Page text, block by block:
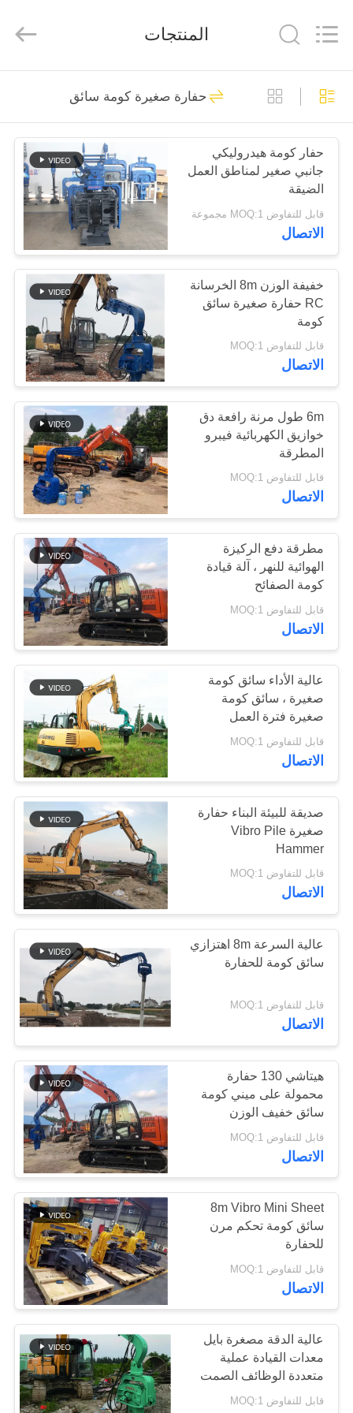
مسكن
منتجات
عرض
الواقع
الافتراضي
معلومات
جولة
في
المعمل
مراقبة
الجودة
اتصل
أخبار
حالات
اطلب
اقتباس
خريطة
الموقع
PRIVACY
POLICY
Machinery
Co.,
الهيدروليكية كومة
سائق
113
حفارة المحملة كومة
سائق
86
مطرقة هزة كهربائية
14
سائق كومة قبضة
جانبية
43
أربعة سائقين متحركين
25
360 درجة محرك
كومة
15
حفارة صغيرة كومة
سائق
38
معدات القيادة كومة
ملموسة
30
المنتجات
حفارة صغيرة كومة سائق
حفار كومة هيدروليكي
جانبي صغير لمناطق العمل
الضيقة
قابل للتفاوض MOQ:1 مجموعة
الاتصال
خفيفة الوزن 8m الخرسانة
RC حفارة صغيرة سائق
كومة
قابل للتفاوض MOQ:1
الاتصال
6m طول مرنة رافعة دق
خوازيق الكهربائية فيبرو
المطرقة
قابل للتفاوض MOQ:1
الاتصال
مطرقة دفع الركيزة
الهوائية للنهر ، آلة قيادة
كومة الصفائح
قابل للتفاوض MOQ:1
الاتصال
عالية الأداء سائق كومة
صغيرة ، سائق كومة
صغيرة فترة العمل
القصيرة
قابل للتفاوض MOQ:1
الاتصال
صديقة للبيئة البناء حفارة
صغيرة Vibro Pile
Hammer
قابل للتفاوض MOQ:1
الاتصال
عالية السرعة 8m اهتزازي
سائق كومة للحفارة
قابل للتفاوض MOQ:1
الاتصال
هيتاشي 130 حفارة
محمولة على ميني كومة
سائق خفيف الوزن
قابل للتفاوض MOQ:1
الاتصال
8m Vibro Mini Sheet
سائق كومة تحكم مرن
للحفارة
قابل للتفاوض MOQ:1
الاتصال
عالية الدقة مصغرة بايل
معدات القيادة عملية
متعددة الوظائف الصمت
قابل للتفاوض MOQ:1